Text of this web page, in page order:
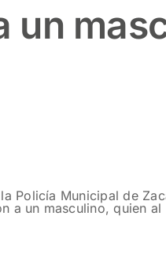
un
Policía Municipal de
a un masculino, quien